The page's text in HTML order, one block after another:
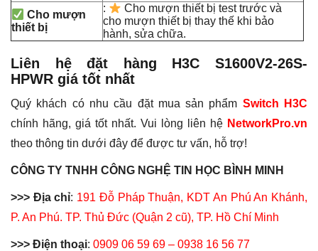
Cho mượn
thiết bị
:
Cho mượn thiết bị test trước và
cho mượn thiết bị thay thế khi bảo
hành, sửa chữa.
Liên hệ đặt hàng H3C S1600V2-26S-
HPWR giá tốt nhất
Quý khách có nhu cầu đặt mua sản phẩm Switch H3C
chính hãng, giá tốt nhất. Vui lòng liên hệ NetworkPro.vn
theo thông tin dưới đây để được tư vấn, hỗ trợ!
CÔNG TY TNHH CÔNG NGHỆ TIN HỌC BÌNH MINH
>>> Địa chỉ: 191 Đỗ Pháp Thuận, KDT An Phú An Khánh,
P. An Phú. TP. Thủ Đức (Quận 2 cũ), TP. Hồ Chí Minh
>>> Điện thoại: 0909 06 59 69 – 0938 16 56 77